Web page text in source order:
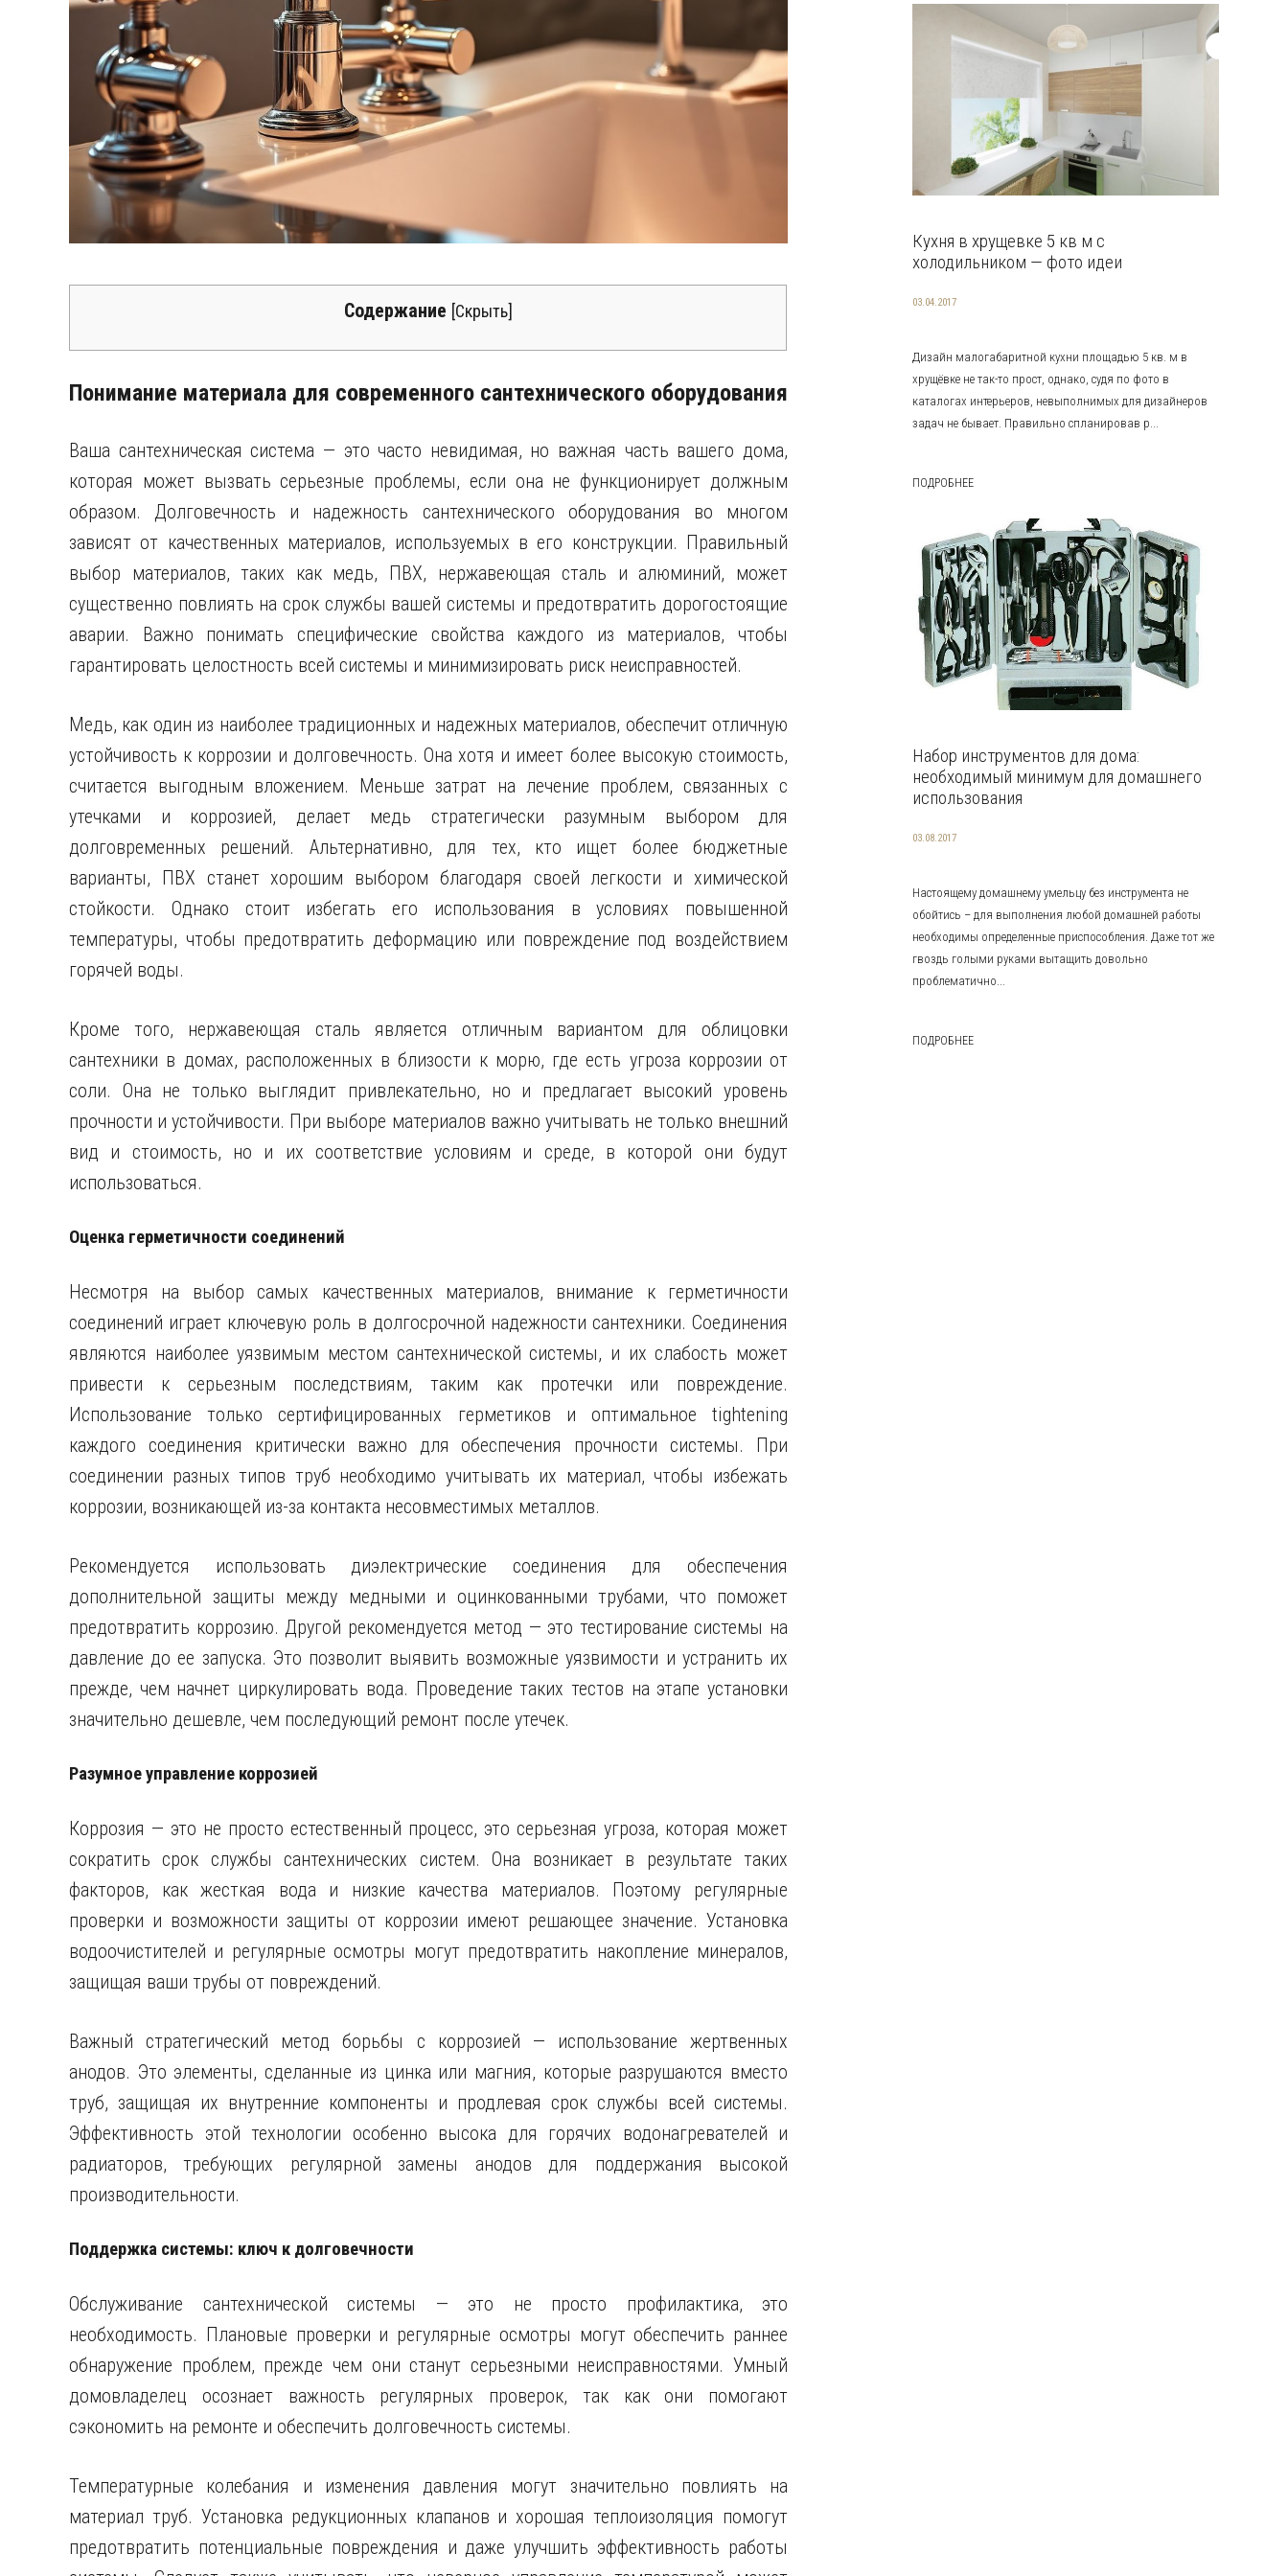
Содержание [Скрыть]
Понимание материала для современного сантехнического оборудования
Ваша сантехническая система — это часто невидимая, но важная часть вашего дома,
которая может вызвать серьезные проблемы, если она не функционирует должным
образом. Долговечность и надежность сантехнического оборудования во многом
зависят от качественных материалов, используемых в его конструкции. Правильный
выбор материалов, таких как медь, ПВХ, нержавеющая сталь и алюминий, может
существенно повлиять на срок службы вашей системы и предотвратить дорогостоящие
аварии. Важно понимать специфические свойства каждого из материалов, чтобы
гарантировать целостность всей системы и минимизировать риск неисправностей.
Медь, как один из наиболее традиционных и надежных материалов, обеспечит отличную
устойчивость к коррозии и долговечность. Она хотя и имеет более высокую стоимость,
считается выгодным вложением. Меньше затрат на лечение проблем, связанных с
утечками и коррозией, делает медь стратегически разумным выбором для
долговременных решений. Альтернативно, для тех, кто ищет более бюджетные
варианты, ПВХ станет хорошим выбором благодаря своей легкости и химической
стойкости. Однако стоит избегать его использования в условиях повышенной
температуры, чтобы предотвратить деформацию или повреждение под воздействием
горячей воды.
Кроме того, нержавеющая сталь является отличным вариантом для облицовки
сантехники в домах, расположенных в близости к морю, где есть угроза коррозии от
соли. Она не только выглядит привлекательно, но и предлагает высокий уровень
прочности и устойчивости. При выборе материалов важно учитывать не только внешний
вид и стоимость, но и их соответствие условиям и среде, в которой они будут
использоваться.
Оценка герметичности соединений
Несмотря на выбор самых качественных материалов, внимание к герметичности
соединений играет ключевую роль в долгосрочной надежности сантехники. Соединения
являются наиболее уязвимым местом сантехнической системы, и их слабость может
привести к серьезным последствиям, таким как протечки или повреждение.
Использование только сертифицированных герметиков и оптимальное tightening
каждого соединения критически важно для обеспечения прочности системы. При
соединении разных типов труб необходимо учитывать их материал, чтобы избежать
коррозии, возникающей из-за контакта несовместимых металлов.
Рекомендуется использовать диэлектрические соединения для обеспечения
дополнительной защиты между медными и оцинкованными трубами, что поможет
предотвратить коррозию. Другой рекомендуется метод — это тестирование системы на
давление до ее запуска. Это позволит выявить возможные уязвимости и устранить их
прежде, чем начнет циркулировать вода. Проведение таких тестов на этапе установки
значительно дешевле, чем последующий ремонт после утечек.
Разумное управление коррозией
Коррозия — это не просто естественный процесс, это серьезная угроза, которая может
сократить срок службы сантехнических систем. Она возникает в результате таких
факторов, как жесткая вода и низкие качества материалов. Поэтому регулярные
проверки и возможности защиты от коррозии имеют решающее значение. Установка
водоочистителей и регулярные осмотры могут предотвратить накопление минералов,
защищая ваши трубы от повреждений.
Важный стратегический метод борьбы с коррозией — использование жертвенных
анодов. Это элементы, сделанные из цинка или магния, которые разрушаются вместо
труб, защищая их внутренние компоненты и продлевая срок службы всей системы.
Эффективность этой технологии особенно высока для горячих водонагревателей и
радиаторов, требующих регулярной замены анодов для поддержания высокой
производительности.
Поддержка системы: ключ к долговечности
Обслуживание сантехнической системы — это не просто профилактика, это
необходимость. Плановые проверки и регулярные осмотры могут обеспечить раннее
обнаружение проблем, прежде чем они станут серьезными неисправностями. Умный
домовладелец осознает важность регулярных проверок, так как они помогают
сэкономить на ремонте и обеспечить долговечность системы.
Температурные колебания и изменения давления могут значительно повлиять на
материал труб. Установка редукционных клапанов и хорошая теплоизоляция помогут
предотвратить потенциальные повреждения и даже улучшить эффективность работы
Кухня в хрущевке 5 кв м с
холодильником — фото идеи
03.04.2017
Дизайн малогабаритной кухни площадью 5 кв. м в
хрущёвке не так-то прост, однако, судя по фото в
каталогах интерьеров, невыполнимых для дизайнеров
задач не бывает. Правильно спланировав р...
ПОДРОБНЕЕ
Набор инструментов для дома:
необходимый минимум для домашнего
использования
03.08.2017
Настоящему домашнему умельцу без инструмента не
обойтись – для выполнения любой домашней работы
необходимы определенные приспособления. Даже тот же
гвоздь голыми руками вытащить довольно
проблематично...
ПОДРОБНЕЕ